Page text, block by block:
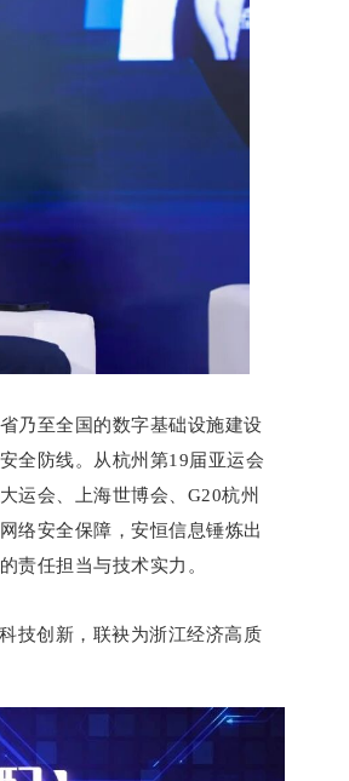
乃至全国的数字基础设施建设
全防线。从杭州第19届亚运会
运会、上海世博会、G20杭州
络安全保障，安恒信息锤炼出
责任担当与技术实力。
技创新，联袂为浙江经济高质